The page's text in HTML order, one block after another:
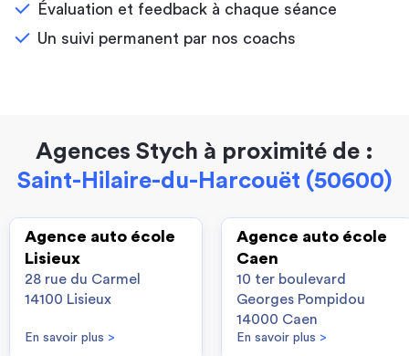
Évaluation et feedback à chaque séance
Un suivi permanent par nos coachs
Agences Stych à proximité de :
Saint-Hilaire-du-Harcouët (50600)
Agence auto école
Lisieux
28 rue du Carmel
14100 Lisieux
En savoir plus >
Agence auto école
Caen
10 ter boulevard
Georges Pompidou
14000 Caen
En savoir plus >